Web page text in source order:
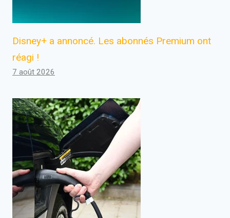
Disney+ a annoncé. Les abonnés Premium ont
réagi !
7 août 2026